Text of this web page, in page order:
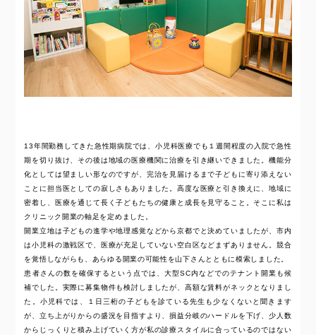
13年間勤務してきた急性期病院では、小児科医療でも１週間程度の入院で急性
期を切り抜け、その後は地域の医療機関に治療を引き継いできました。機能分
化としては望ましい形なのですが、完治を見届けるまで子どもに寄り添えない
ことに担当医としての寂しさもありました。高度な医療と引き換えに、地域に
密着し、医療を通じて長く子どもたちの健康と成長を見守ること。そこに私は
クリニック開業の軸足を定めました。
開業立地は子どもの進学や地理感覚などから京都でと決めていましたが、市内
は小児科の激戦区で、医療が充足していない空白区などまずありません。競合
を覚悟しながらも、あらゆる開業の可能性を山下さんとともに模索しました。
患者さんの数を確保するという点では、大型SC内などでのテナント開業も候
補でした。実際に募集物件も検討しましたが、高額な賃料がネックとなりまし
た。小児科では、１日三桁の子どもを診ている先生も少なくないと聞きます
が、立ち上がりからの盛況を目指すより、損益分岐のハードルを下げ、少人数
からじっくりと積み上げていく方が私の診療スタイルに合っているのではない